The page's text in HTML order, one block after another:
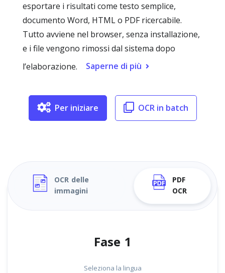
esportare i risultati come testo semplice,
documento Word, HTML o PDF ricercabile.
Tutto avviene nel browser, senza installazione,
e i file vengono rimossi dal sistema dopo
l’elaborazione.
Saperne di più
Per iniziare OCR in batch
OCR delle
immagini
PDF
OCR
Fase 1
Seleziona la lingua